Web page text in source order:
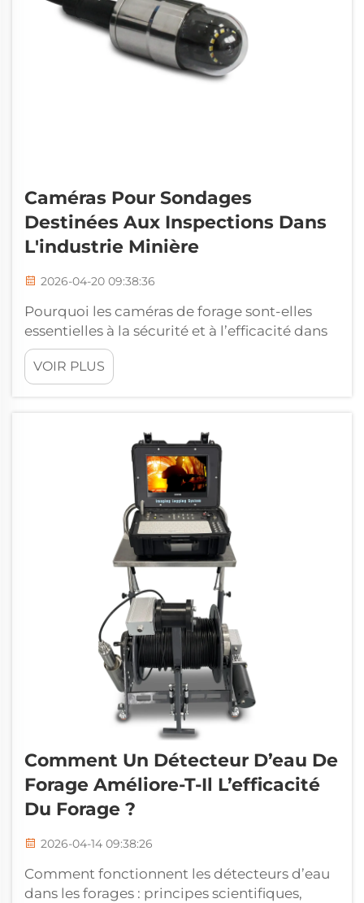
Caméras Pour Sondages
Destinées Aux Inspections Dans
L'industrie Minière
2026-04-20 09:38:36
Pourquoi les caméras de forage sont-elles
essentielles à la sécurité et à l’efficacité dans
le secteur minier ? Les opérations minières
font face à des risques inhérents tels que les
chutes de roches, les défaillances
une vigilance constante pour protéger les
travailleurs. À elles seules, les effondrements
représentent près de 50 % de tous les...
VOIR PLUS
Comment Un Détecteur D’eau De
Forage Améliore-T-Il L’efficacité
Du Forage ?
2026-04-14 09:38:26
Comment fonctionnent les détecteurs d’eau
dans les forages : principes scientifiques,